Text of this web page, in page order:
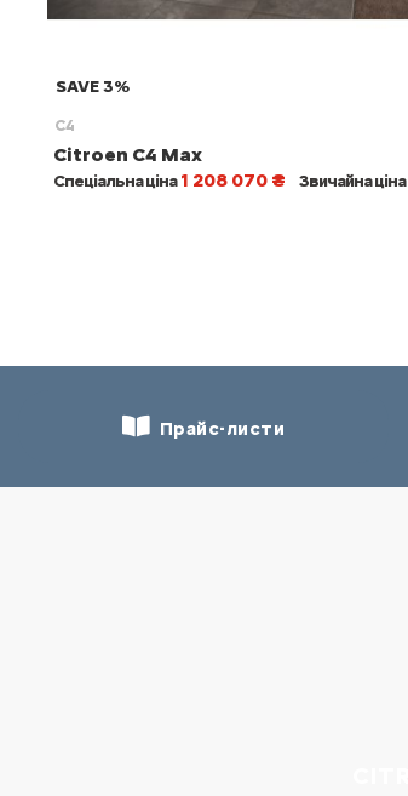
SAVE 3%
C4
Citroen C4 Max
Спеціальна ціна 1 208 070 ₴ Звичайна ціна
Прайс-листи